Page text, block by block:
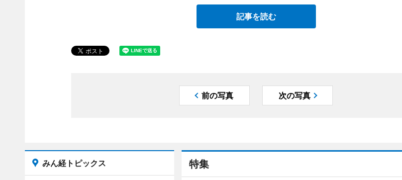
記事を読む
前の写真 次の写真
特集
みん経トピックス